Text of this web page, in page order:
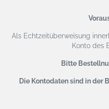
Als Echtzeitüberweisung
Konto des
Bitte
Die Kontodaten sind in der